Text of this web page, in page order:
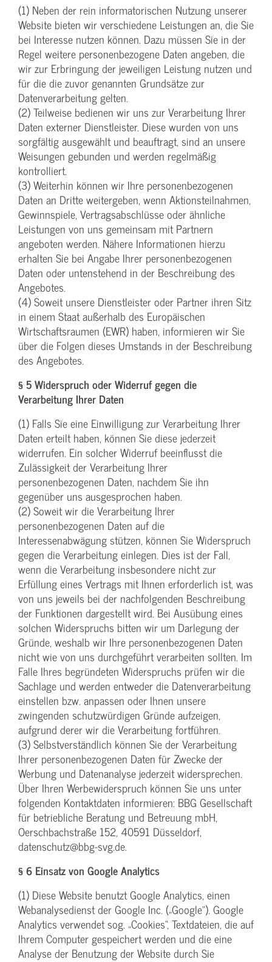
(1) Neben der rein informatorischen Nutzung unserer
Website bieten wir verschiedene Leistungen an, die Sie
bei Interesse nutzen können. Dazu müssen Sie in der
Regel weitere personenbezogene Daten angeben, die
wir zur Erbringung der jeweiligen Leistung nutzen und
für die die zuvor genannten Grundsätze zur
Datenverarbeitung gelten.
(2) Teilweise bedienen wir uns zur Verarbeitung Ihrer
Daten externer Dienstleister. Diese wurden von uns
sorgfältig ausgewählt und beauftragt, sind an unsere
Weisungen gebunden und werden regelmäßig
kontrolliert.
(3) Weiterhin können wir Ihre personenbezogenen
Daten an Dritte weitergeben, wenn Aktionsteilnahmen,
Gewinnspiele, Vertragsabschlüsse oder ähnliche
Leistungen von uns gemeinsam mit Partnern
angeboten werden. Nähere Informationen hierzu
erhalten Sie bei Angabe Ihrer personenbezogenen
Daten oder untenstehend in der Beschreibung des
Angebotes.
(4) Soweit unsere Dienstleister oder Partner ihren Sitz
in einem Staat außerhalb des Europäischen
Wirtschaftsraumen (EWR) haben, informieren wir Sie
über die Folgen dieses Umstands in der Beschreibung
des Angebotes.
§ 5 Widerspruch oder Widerruf gegen die
Verarbeitung Ihrer Daten
(1) Falls Sie eine Einwilligung zur Verarbeitung Ihrer
Daten erteilt haben, können Sie diese jederzeit
widerrufen. Ein solcher Widerruf beeinflusst die
Zulässigkeit der Verarbeitung Ihrer
personenbezogenen Daten, nachdem Sie ihn
gegenüber uns ausgesprochen haben.
(2) Soweit wir die Verarbeitung Ihrer
personenbezogenen Daten auf die
Interessenabwägung stützen, können Sie Widerspruch
gegen die Verarbeitung einlegen. Dies ist der Fall,
wenn die Verarbeitung insbesondere nicht zur
Erfüllung eines Vertrags mit Ihnen erforderlich ist, was
von uns jeweils bei der nachfolgenden Beschreibung
der Funktionen dargestellt wird. Bei Ausübung eines
solchen Widerspruchs bitten wir um Darlegung der
Gründe, weshalb wir Ihre personenbezogenen Daten
nicht wie von uns durchgeführt verarbeiten sollten. Im
Falle Ihres begründeten Widerspruchs prüfen wir die
Sachlage und werden entweder die Datenverarbeitung
einstellen bzw. anpassen oder Ihnen unsere
zwingenden schutzwürdigen Gründe aufzeigen,
aufgrund derer wir die Verarbeitung fortführen.
(3) Selbstverständlich können Sie der Verarbeitung
Ihrer personenbezogenen Daten für Zwecke der
Werbung und Datenanalyse jederzeit widersprechen.
Über Ihren Werbewiderspruch können Sie uns unter
folgenden Kontaktdaten informieren: BBG Gesellschaft
für betriebliche Beratung und Betreuung mbH,
Oerschbachstraße 152, 40591 Düsseldorf,
datenschutz@bbg-svg.de.
§ 6 Einsatz von Google Analytics
(1) Diese Website benutzt Google Analytics, einen
Webanalysedienst der Google Inc. („Google“). Google
Analytics verwendet sog. „Cookies“, Textdateien, die auf
Ihrem Computer gespeichert werden und die eine
Analyse der Benutzung der Website durch Sie